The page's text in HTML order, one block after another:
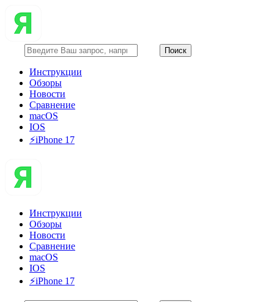
Инструкции
Обзоры
Новости
Сравнение
macOS
IOS
⚡️iPhone 17
Инструкции
Обзоры
Новости
Сравнение
macOS
IOS
⚡️iPhone 17